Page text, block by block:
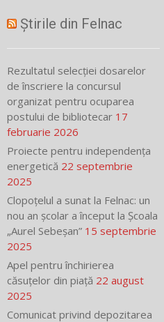
Știrile din Felnac
Rezultatul selecției dosarelor
de înscriere la concursul
organizat pentru ocuparea
postului de bibliotecar 17
februarie 2026
Proiecte pentru independența
energetică 22 septembrie
2025
Clopoțelul a sunat la Felnac: un
nou an școlar a început la Școala
„Aurel Sebeșan” 15 septembrie
2025
Apel pentru închirierea
căsuțelor din piață 22 august
2025
Comunicat privind depozitarea